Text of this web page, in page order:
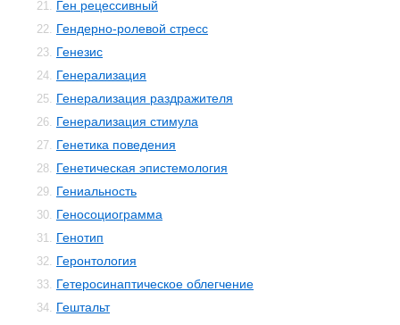
21. Ген рецессивный
22. Гендерно-ролевой стресс
23. Генезис
24. Генерализация
25. Генерализация раздражителя
26. Генерализация стимула
27. Генетика поведения
28. Генетическая эпистемология
29. Гениальность
30. Геносоциограмма
31. Генотип
32. Геронтология
33. Гетеросинаптическое облегчение
34. Гештальт